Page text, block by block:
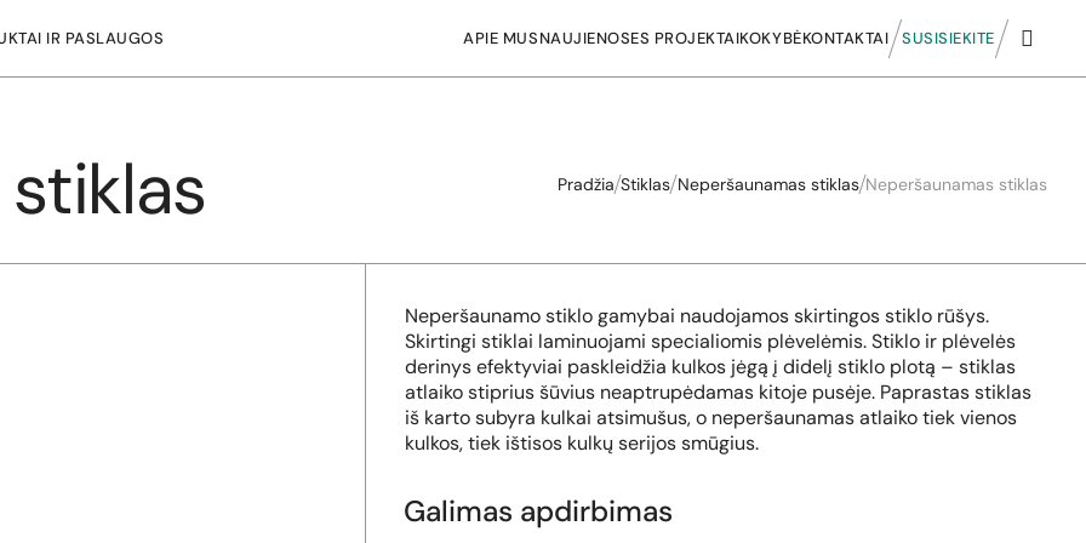
IR PASLAUGOS APIE MUSNAUJIENOSES PROJEKTAIKOKYBĖKONTAKTAI SUSISIEKITE
Pradžia Stiklas Neperšaunamas stiklas Neperšaunamas stiklas
Neperšaunamo stiklo gamybai naudojamos skirtingos stiklo rūšys.
Skirtingi stiklai laminuojami specialiomis plėvelėmis. Stiklo ir plėvelės
derinys efektyviai paskleidžia kulkos jėgą į didelį stiklo plotą – stiklas
atlaiko stiprius šūvius neaptrupėdamas kitoje pusėje. Paprastas stiklas
iš karto subyra kulkai atsimušus, o neperšaunamas atlaiko tiek vienos
kulkos, tiek ištisos kulkų serijos smūgius.
Galimas apdirbimas